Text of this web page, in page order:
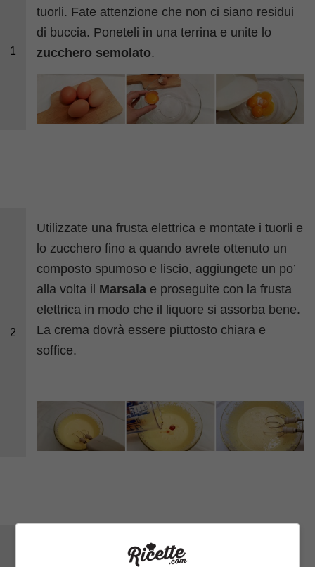
1
tuorli. Fate attenzione che non ci siano residui
di buccia. Poneteli in una terrina e unite lo
zucchero semolato.
2
Utilizzate una frusta elettrica e montate i tuorli e
lo zucchero fino a quando avrete ottenuto un
composto spumoso e liscio, aggiungete un po’
alla volta il Marsala e proseguite con la frusta
elettrica in modo che il liquore si assorba bene.
La crema dovrà essere piuttosto chiara e
soffice.
Mettete sul fuoco una pentola e fate riscaldare